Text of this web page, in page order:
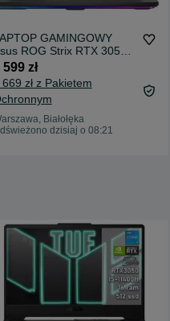
GAMINGOWY
ROG Strix RTX 3050
7 4800H 144 hz
599 zł
zł z Pakietem
Białołęka
dzisiaj o 08:21